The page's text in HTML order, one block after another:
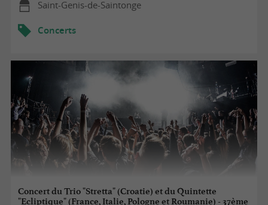
Saint-Genis-de-Saintonge
Concerts
Concert du Trio "Stretta" (Croatie) et du Quintette
"Ecliptique" (France, Italie, Pologne et Roumanie) - 37ème